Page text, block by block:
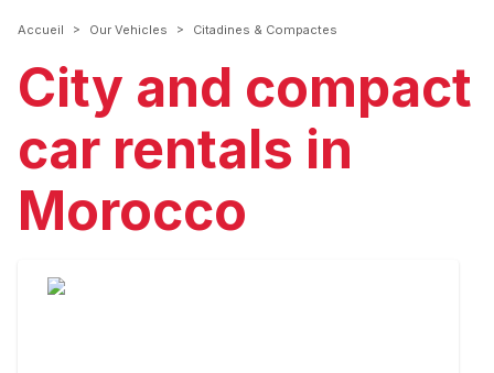
Accueil > Our Vehicles > Citadines & Compactes
City and compact
car rentals in
Morocco